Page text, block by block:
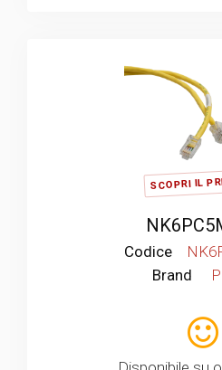
SCOPRI IL
Codice
Brand